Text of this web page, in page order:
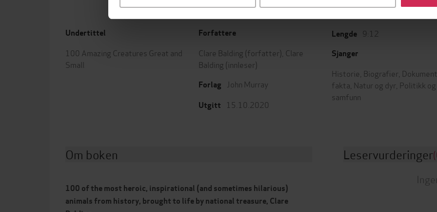
Undertittel
100 Amazing Creatures Great and
Small
Forfattere
Clare Balding (forfatter), Clare
Balding (innleser)
Forlag John Murray
Utgitt 15.10.2020
Lengde 9:12
Sjanger
Historie Biografier
fakta Natur og dyr Politikk og
samfunn
Om boken
100 of the most heroic, inspirational (and sometimes hilarious)
animals from history, brought to life by national treasure, Clare
Leservurderinger